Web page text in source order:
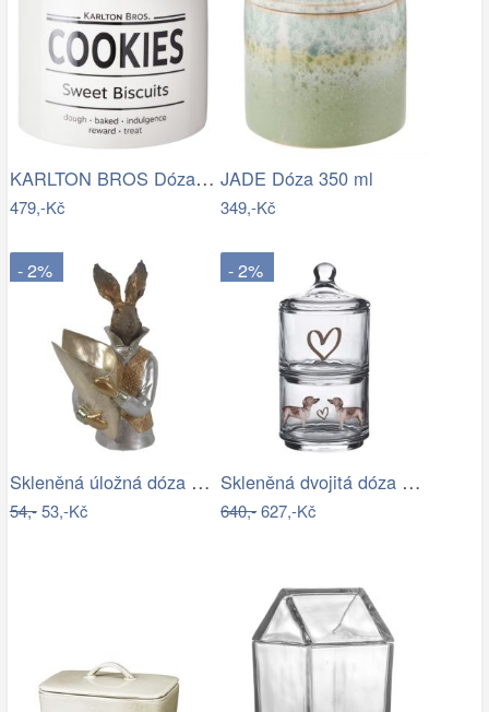
KARLTON BROS Dóza na sušenky 15 cm -…
479,-Kč
JADE Dóza 350 ml
349,-Kč
- 2%
Skleněná úložná dóza se srdíčkem a…
54,-53,-Kč
- 2%
Skleněná dvojitá dóza s jezevčíkem…
640,-627,-Kč